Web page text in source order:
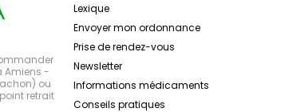
Amiens -
ou
retrait
Lexique
Envoyer mon ordonnance
Prise de rendez-vous
Newsletter
Informations médicaments
Conseils pratiques